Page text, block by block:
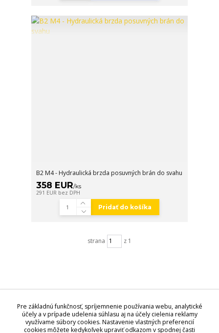
B2 M4 - Hydraulická brzda posuvných brán do svahu
358 EUR/ks
291 EUR bez DPH
Pridať do košíka
strana z 1
Pre základnú funkčnosť, spríjemnenie používania webu, analytické
účely a v prípade udelenia súhlasu aj na účely cielenia reklamy
využívame súbory cookies. Nastavenie vlastných preferencií
cookies môžete kedykoľvek upraviť odkazom v spodnej časti